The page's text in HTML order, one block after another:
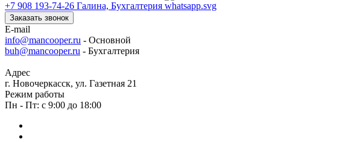
+7 908 193-74-26 Галина, Бухгалтерия
Заказать звонок
E-mail
info@mancooper.ru - Основной
buh@mancooper.ru - Бухгалтерия
Адрес
г. Новочеркасск, ул. Газетная 21
Режим работы
Пн - Пт: с 9:00 до 18:00